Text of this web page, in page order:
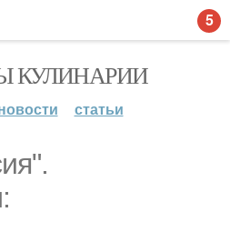
КУЛИНАРИИ
статьи
5